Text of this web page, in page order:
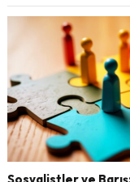
Sosyalistler ve